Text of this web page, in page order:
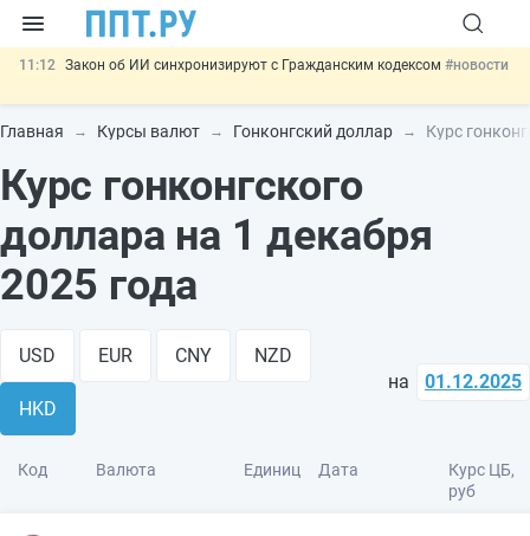
11:12 Закон об ИИ синхронизируют с Гражданским кодексом #новости
10:08 Договоры займа под залог жилья предложили заверять у
нотариуса
#новости
#новости
07.08
Подписан закон о блокировке продажи опасных товаров через
07.08
Важно
Разработают единые критерии трудовых и ГПХ-
отношений
#новости
Главная Курсы валют Гонконгский доллар Курс
Курс гонконгского
доллара на 1 декабря
2025 года
USD EUR CNY NZD
HKD
на 01.12.2025
Код Валюта Единиц Дата
Курс ЦБ,
руб